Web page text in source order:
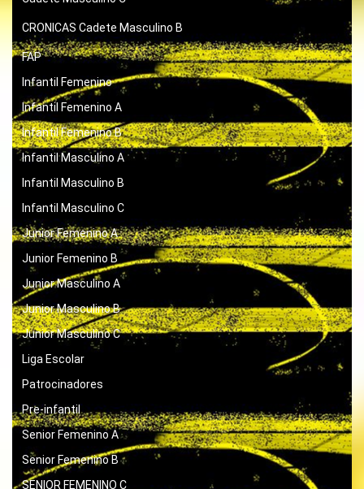
CRONICAS Cadete Masculino B
FAP
Infantil Femenino
Infantil Femenino A
Infantil Femenino B
Infantil Masculino A
Infantil Masculino B
Infantil Masculino C
Junior Femenino A
Junior Femenino B
Junior Masculino A
Junior Masculino B
Junior Masculino C
Liga Escolar
Patrocinadores
Pre-infantil
Senior Femenino A
Senior Femenino B
SENIOR FEMENINO C